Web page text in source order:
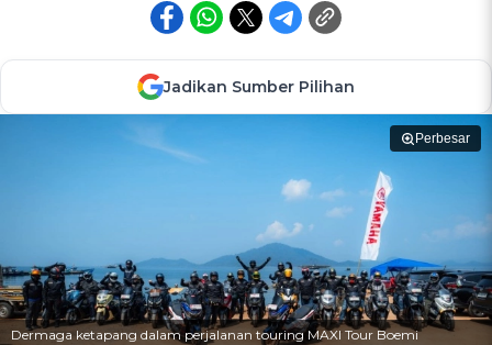
Jadikan Sumber Pilihan
Perbesar
Dermaga ketapang dalam perjalanan touring MAXI Tour Boemi